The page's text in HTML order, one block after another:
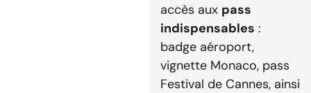
accès aux pass
indispensables :
badge aéroport,
vignette Monaco, pass
Festival de Cannes, ainsi